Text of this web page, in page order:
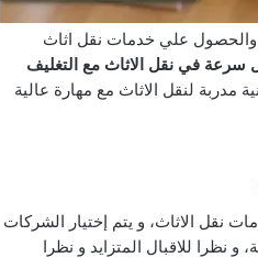
والحصول علي خدمات نقل اثاث
سرعة في نقل الاثاث مع التغليف
مدربة لنقل الاثاث مع مهارة عالية
نقل الاثاث، و يتم إختيار الشركات
نظرا للاقبال المتزايد و نظرا